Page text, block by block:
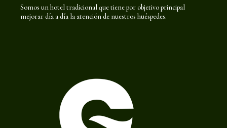
Somos un hotel tradicional que tiene por objetivo principal
mejorar día a día la atención de nuestros huéspedes.